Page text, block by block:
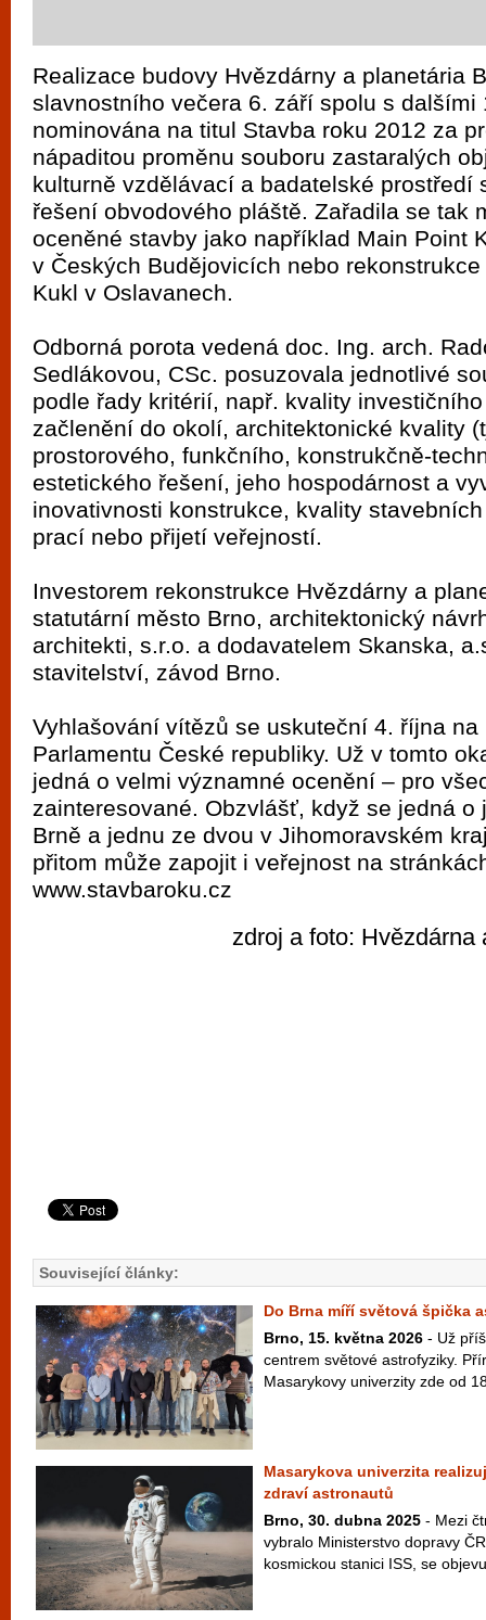
Realizace budovy Hvězdárny a planetária
slavnostního večera 6. září spolu s dalšími
nominována na titul Stavba roku 2012 za
nápaditou proměnu souboru zastaralých
kulturně vzdělávací a badatelské prostředí
řešení obvodového pláště. Zařadila se tak
oceněné stavby jako například Main Point
v Českých Budějovicích nebo
Kukl v Oslavanech.
Odborná porota vedená doc. Ing. arch.
Sedlákovou, CSc. posuzovala jednotlivé
podle řady kritérií, např. kvality
začlenění do okolí, architektonické kvality
prostorového, funkčního, konstrukčně-
estetického řešení, jeho hospodárnost a
inovativnosti konstrukce, kvality
prací nebo přijetí veřejností.
Investorem rekonstrukce Hvězdárny a
statutární město Brno, architektonický
architekti, s.r.o. a dodavatelem Skanska,
stavitelství, závod Brno.
Vyhlašování vítězů se uskuteční 4. října na
Parlamentu České republiky. Už v tomto
jedná o velmi významné ocenění – pro
zainteresované. Obzvlášť, když se jedná o
Brně a jednu ze dvou v Jihomoravském
přitom může zapojit i veřejnost na
www.stavbaroku.cz
zdroj a foto: Hvězdárna
Související články:
Do Brna míří světová špička
Brno, 15. května 2026 - Už
centrem světové astrofyziky.
Masarykovy univerzity zde od
Masarykova univerzita
zdraví astronautů
Brno, 30. dubna 2025 - Mezi
vybralo Ministerstvo dopravy
kosmickou stanici ISS, se